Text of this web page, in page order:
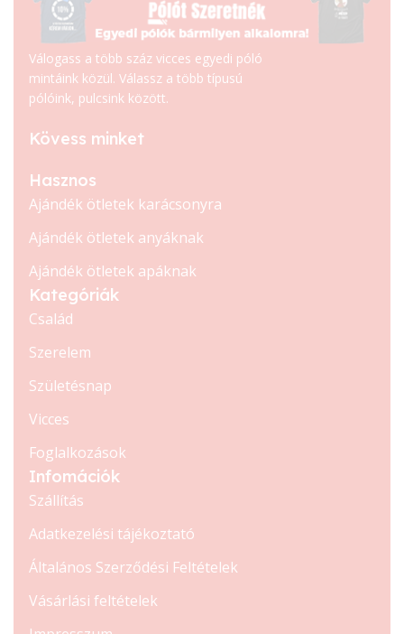
Válogass a több száz vicces egyedi póló
mintáink közül. Válassz a több típusú
pólóink, pulcsink között.
Kövess minket
Hasznos
Ajándék ötletek karácsonyra
Ajándék ötletek anyáknak
Ajándék ötletek apáknak
Kategóriák
Család
Szerelem
Születésnap
Vicces
Foglalkozások
Infomációk
Szállítás
Adatkezelési tájékoztató
Általános Szerződési Feltételek
Vásárlási feltételek